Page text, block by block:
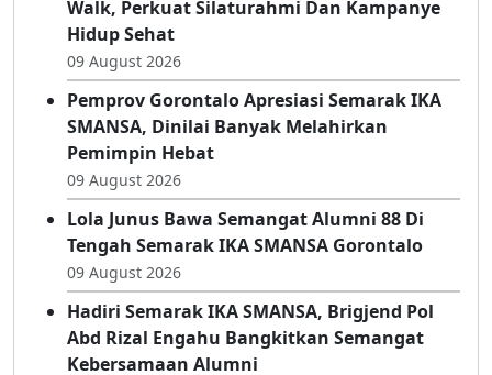
09 August 2026
Wahdah Islamiyah Gorontalo Gelar Fun
Walk, Perkuat Silaturahmi Dan Kampanye
Hidup Sehat
09 August 2026
Pemprov Gorontalo Apresiasi Semarak IKA
SMANSA, Dinilai Banyak Melahirkan
Pemimpin Hebat
09 August 2026
Lola Junus Bawa Semangat Alumni 88 Di
Tengah Semarak IKA SMANSA Gorontalo
09 August 2026